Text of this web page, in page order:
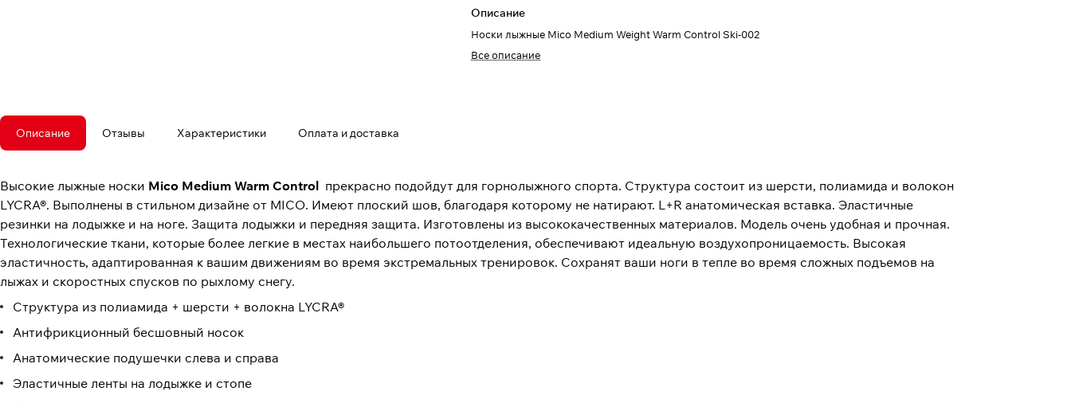
Описание
Носки лыжные Mico Medium Weight Warm Control Ski-002
Все описание
Описание Отзывы Характеристики Оплата и доставка
Высокие лыжные носки Mico Medium Warm Control прекрасно подойдут для горнолыжного спорта. Структура состоит из шерсти, полиамида и волокон
LYCRA®. Выполнены в стильном дизайне от MICO. Имеют плоский шов, благодаря которому не натирают. L+R анатомическая вставка. Эластичные
резинки на лодыжке и на ноге. Защита лодыжки и передняя защита. Изготовлены из высококачественных материалов. Модель очень удобная и прочная.
Технологические ткани, которые более легкие в местах наибольшего потоотделения, обеспечивают идеальную воздухопроницаемость. Высокая
эластичность, адаптированная к вашим движениям во время экстремальных тренировок. Сохранят ваши ноги в тепле во время сложных подъемов на
лыжах и скоростных спусков по рыхлому снегу.
Структура из полиамида + шерсти + волокна LYCRA®
Антифрикционный бесшовный носок
Анатомические подушечки слева и справа
Эластичные ленты на лодыжке и стопе